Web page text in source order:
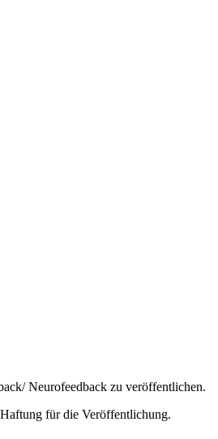
Neurofeedback zu veröffentlichen.
für die Veröffentlichung.